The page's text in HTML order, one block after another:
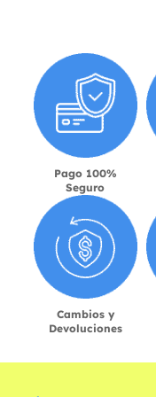
Pago 100%
Seguro
Cambios y
Devoluciones